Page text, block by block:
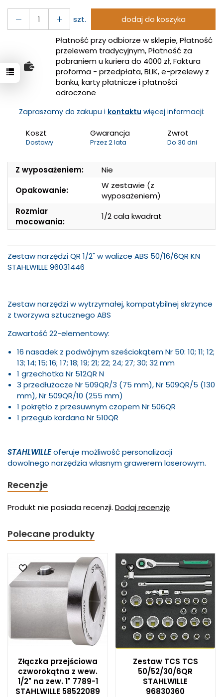
szt.
dodaj do koszyka
Płatność przy odbiorze w sklepie, Płatność
przelewem tradycyjnym, Płatność za
pobraniem u kuriera do 4000 zł, Faktura
proforma - przedpłata, BLIK, e-przelewy z
banku, karty płatnicze i płatności
odroczone
Zapraszamy do zakupu i kontaktu więcej informacji:
Koszt
Dostawy
Gwarancja
Przez 2 lata
Zwrot
Do 30 dni
Z wyposażeniem:
Nie
Opakowanie:
W zestawie (z
wyposażeniem)
Rozmiar
mocowania:
1/2 cala kwadrat
Zestaw narzędzi QR 1/2" w walizce ABS 50/16/6QR KN
STAHLWILLE 96031446
Zestaw narzędziw wytrzymałej, kompatybilnej skrzynce
z tworzywa sztucznego ABS
Zawartość 22-elementowy:
16 nasadek z podwójnym sześciokątem Nr 50: 10; 11; 12;
13; 14; 15; 16; 17; 18; 19; 21; 22; 24; 27; 30; 32 mm
1 grzechotka Nr 512QR N
3 przedłużacze Nr 509QR/3 (75 mm), Nr 509QR/5 (130
mm), Nr 509QR/10 (255 mm)
1 pokrętło z przesuwnym czopem Nr 506QR
1 przegub kardana Nr 510QR
STAHLWILLEoferuje możliwość personalizacji
dowolnego narzędzia własnym grawerem laserowym.
Recenzje
Produkt nie posiada recenzji. Dodaj recenzję
Polecane produkty
Złączka przejściowa
czworokątna z wew.
1/2" na zew. 1" 7789-1
STAHLWILLE 58522089
Zestaw TCS TCS
50/52/30/6QR
STAHLWILLE
96830360